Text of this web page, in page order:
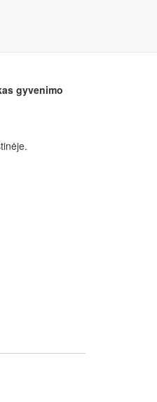
gyvenimo